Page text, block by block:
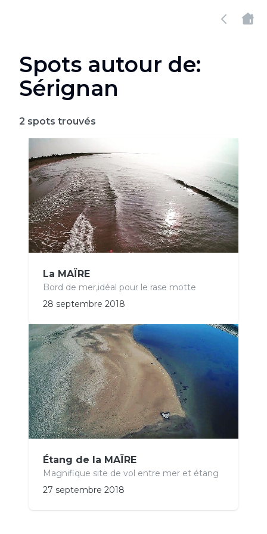
Spots autour de:
Sérignan
2 spots trouvés
La MAÏRE
Bord de mer,idéal pour le rase motte
28 septembre 2018
Étang de la MAÏRE
Magnifique site de vol entre mer et étang
27 septembre 2018